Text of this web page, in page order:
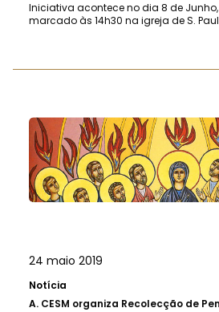
Iniciativa acontece no dia 8 de
marcado às 14h30 na igreja de S.
24 maio 2019
Notícia
A. CESM organiza Recolecção de